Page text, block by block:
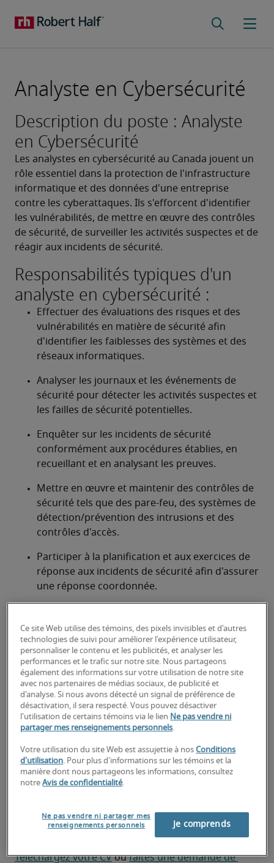
Analyste en Cybersécurité
Description du poste : Analyste
en Cybersécurité
Les analystes en cybersécurité au Canada jouent un
rôle essentiel dans la protection de l'infrastructure
informatique et des données d'une entreprise
contre les cyberattaques. Ils s'efforcent d'identifier
les vulnérabilités, de mettre en œuvre des contrôles
de sécurité, de surveiller les activités suspectes et de
réagir aux incidents de sécurité.
Responsabilités typiques d'un
analyste en cybersécurité :
Effectuer des évaluations des risques et des
vulnérabilités en matière de sécurité afin
d'identifier les faiblesses des systèmes et des
réseaux informatiques.
Analyser les journaux et les événements de
sécurité pour détecter les activités suspectes et
les failles de sécurité potentielles.
Enquêter sur les incidents de sécurité
conformément aux procédures établies, en
recueillant et en analysant les preuves.
Mettre en œuvre et maintenir des contrôles de
sécurité tels que des pare-feu, des systèmes de
détection/prévention des intrusions et des
contrôles d'accès.
Participer à la planification et aux exercices de
réponse aux incidents de sécurité afin d'assurer
une réponse coordonnée.
ingénieurs en sécurité et les autres parties
prenantes afin d'améliorer la position globale
de l'organisation en matière de sécurité.
Sensibiliser et former les employés aux
meilleures pratiques en matière de
cybersécurité.
Documenter les procédures de sécurité, les
incidents et les résolutions pour référence
ultérieure.
cybersécurité ou d'un poste
d'analyste en cybersécurité?
Téléchargez votre CV ou faites une demande de
Ce site Web utilise des témoins, des pixels invisibles et d'autres
technologies de suivi pour améliorer l'expérience utilisateur,
personnaliser le contenu et les publicités, et analyser les
performances et le trafic sur notre site. Nous partageons
également des informations sur votre utilisation de notre site
avec nos partenaires de médias sociaux, de publicité et
d'analyse. Si nous avons détecté un signal de préférence de
désactivation, il sera respecté. Vous pouvez désactiver
l'utilisation de certains témoins via le lien Ne pas vendre ni
partager mes renseignements personnels.
Votre utilisation du site Web est assujettie à nosConditions
d'utilisation . Pour plus d'informations sur les témoins et la
manière dont nous partageons les informations, consultez
notreAvis de confidentialité.
Ne pas vendre ni partager mes
renseignements personnels
Je comprends